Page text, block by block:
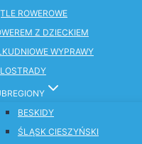
ROWEROWE
Z DZIECKIEM
WYPRAWY
BESKIDY
ŚLĄSK CIESZYŃSKI